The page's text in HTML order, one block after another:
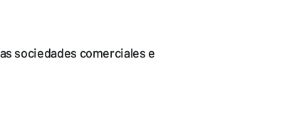
sociedades comerciales e